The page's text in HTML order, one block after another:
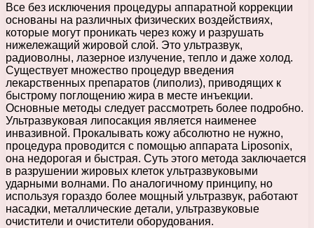
Все без исключения процедуры аппаратной коррекции
основаны на различных физических воздействиях,
которые могут проникать через кожу и разрушать
нижележащий жировой слой. Это ультразвук,
радиоволны, лазерное излучение, тепло и даже холод.
Существует множество процедур введения
лекарственных препаратов (липолиз), приводящих к
быстрому поглощению жира в месте инъекции.
Основные методы следует рассмотреть более подробно.
Ультразвуковая липосакция является наименее
инвазивной. Прокалывать кожу абсолютно не нужно,
процедура проводится с помощью аппарата Liposonix,
она недорогая и быстрая. Суть этого метода заключается
в разрушении жировых клеток ультразвуковыми
ударными волнами. По аналогичному принципу, но
используя гораздо более мощный ультразвук, работают
насадки, металлические детали, ультразвуковые
очистители и очистители оборудования.